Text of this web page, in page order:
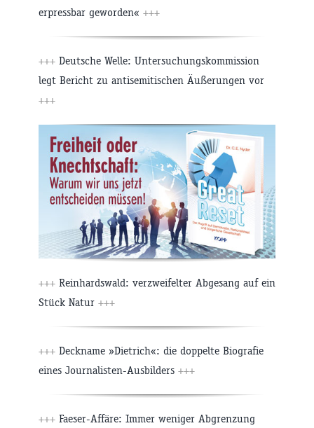
erpressbar geworden« +++
+++ Deutsche Welle: Untersuchungskommission
legt Bericht zu antisemitischen Äußerungen vor
+++
+++ Reinhardswald: verzweifelter Abgesang auf ein
Stück Natur +++
+++ Deckname »Dietrich«: die doppelte Biografie
eines Journalisten-Ausbilders +++
+++ Faeser-Affäre: Immer weniger Abgrenzung